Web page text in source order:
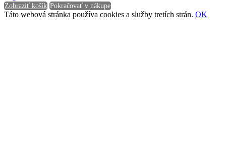
Zobraziť košík Pokračovať v nákupe
Táto webová stránka používa cookies a služby tretích strán. OK